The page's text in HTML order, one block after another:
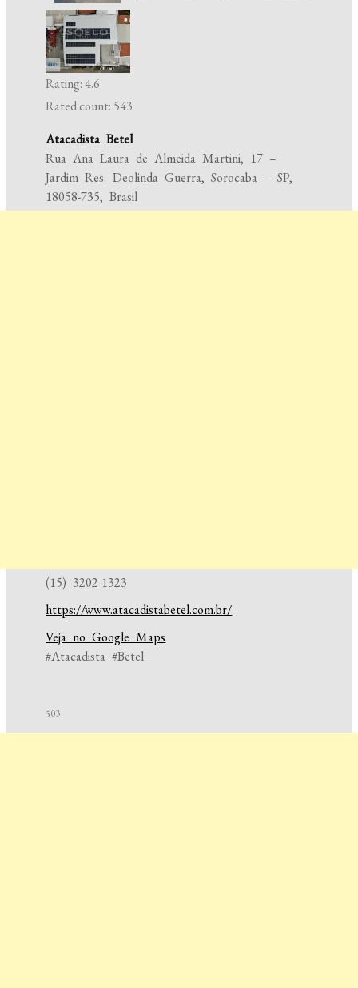
Rating: 4.6
Rated count: 543
Atacadista Betel
Rua Ana Laura de Almeida Martini, 17 –
Jardim Res. Deolinda Guerra, Sorocaba – SP,
18058-735, Brasil
(15) 3202-1323
https://www.atacadistabetel.com.br/
Veja no Google Maps
#Atacadista #Betel
503